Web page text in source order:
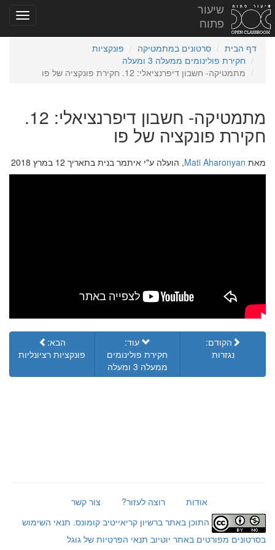
שיעור
פתוח
דף הבית סרטונים במתמטיקה
פונקציות
חקירת פולינומים ממעלה 3 ומעלה
מתמטיקה- חשבון דיפרנציאלי: 12. חקירת פונקציה של פו
מתמטיקה- חשבון דיפרנציאלי: 12.
חקירת פונקציה של פו
מאת Mati Aharonyan, הועלה ע"י איתמר בנית בתאריך 12 במרץ 2018
הקודם:
נגזרות
עוד:
חקירת פולינומים
ממעלה 3 ומעלה
הבא:
פונקציות רציונליות
אודות רוצה לעזור?
צור קשר
התוכן באתר ברשיון קריאייטיב קומונס. תנאי השימוש
בסרטונים מפורטים באתר יוטיוב תנאי הפרטיות של גוגל